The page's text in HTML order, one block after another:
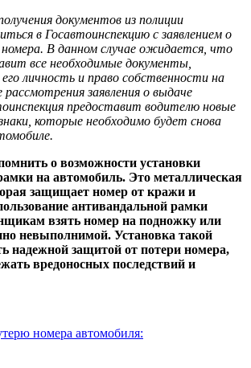
документов из полиции
в Госавтоинспекцию с заявлением о
В данном случае ожидается, что
все необходимые документы,
личность и право собственности на
заявления о выдаче
предоставит водителю новые
которые необходимо будет снова
о возможности установки
на автомобиль. Это металлическая
защищает номер от кражи и
антивандальной рамки
взять номер на подножку или
невыполнимой. Установка такой
надежной защитой от потери номера,
вредоносных последствий и
номера автомобиля: